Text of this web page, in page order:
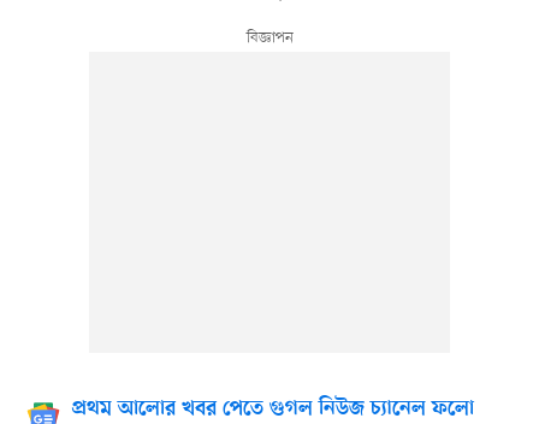
প্রথম আলোর খবর পেতে গুগল নিউজ চ্যানেল ফলো